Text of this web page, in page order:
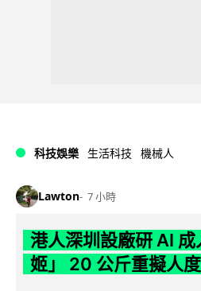
科技娛樂 生活科技 機械人
Lawton 7 小時
港人深圳設廠研 AI
姬」 20 公斤重擬人